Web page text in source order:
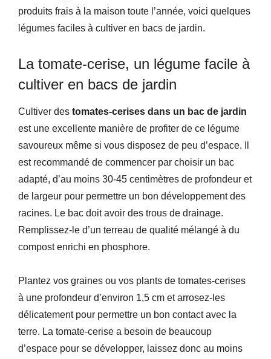
produits frais à la maison toute l’année, voici quelques
légumes faciles à cultiver en bacs de jardin.
La tomate-cerise, un légume facile à
cultiver en bacs de jardin
Cultiver des tomates-cerises dans un bac de jardin
est une excellente manière de profiter de ce légume
savoureux même si vous disposez de peu d’espace. Il
est recommandé de commencer par choisir un bac
adapté, d’au moins 30-45 centimètres de profondeur et
de largeur pour permettre un bon développement des
racines. Le bac doit avoir des trous de drainage.
Remplissez-le d’un terreau de qualité mélangé à du
compost enrichi en phosphore.
Plantez vos graines ou vos plants de tomates-cerises
à une profondeur d’environ 1,5 cm et arrosez-les
délicatement pour permettre un bon contact avec la
terre. La tomate-cerise a besoin de beaucoup
d’espace pour se développer, laissez donc au moins